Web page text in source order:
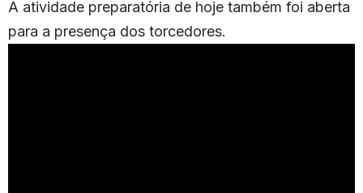
A atividade preparatória de hoje também foi aberta
para a presença dos torcedores.